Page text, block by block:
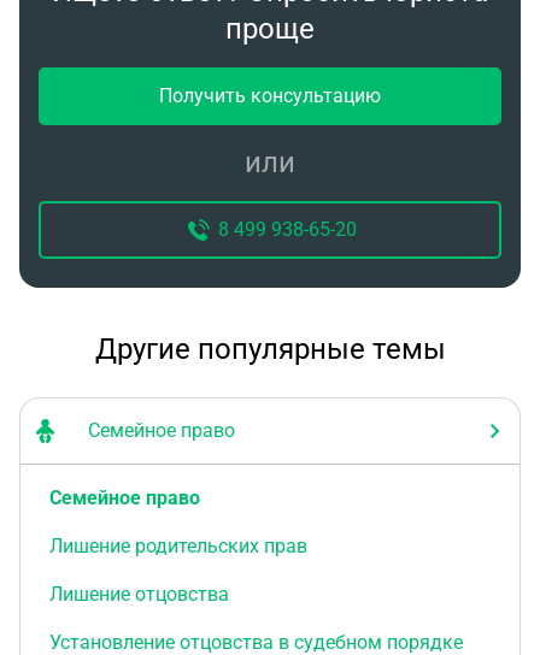
проще
Получить консультацию
или
8 499 938-65-20
Другие популярные темы
Семейное право
Семейное право
Лишение родительских прав
Лишение отцовства
Установление отцовства в судебном порядке